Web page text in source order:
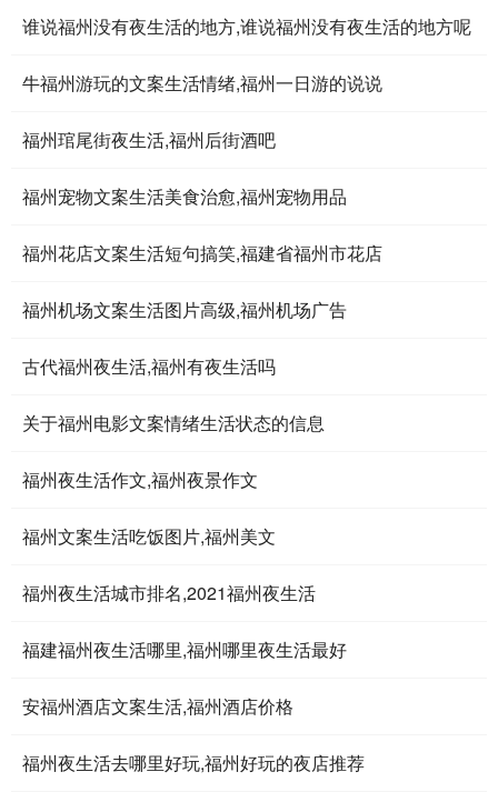
谁说福州没有夜生活的地方,谁说福州没有夜生活的地方呢
牛福州游玩的文案生活情绪,福州一日游的说说
福州琯尾街夜生活,福州后街酒吧
福州宠物文案生活美食治愈,福州宠物用品
福州花店文案生活短句搞笑,福建省福州市花店
福州机场文案生活图片高级,福州机场广告
古代福州夜生活,福州有夜生活吗
关于福州电影文案情绪生活状态的信息
福州夜生活作文,福州夜景作文
福州文案生活吃饭图片,福州美文
福州夜生活城市排名,2021福州夜生活
福建福州夜生活哪里,福州哪里夜生活最好
安福州酒店文案生活,福州酒店价格
福州夜生活去哪里好玩,福州好玩的夜店推荐